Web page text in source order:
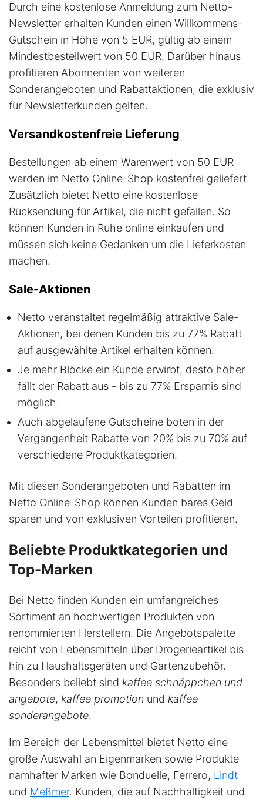
Durch eine kostenlose Anmeldung zum Netto-
Newsletter erhalten Kunden einen Willkommens-
Gutschein in Höhe von 5 EUR, gültig ab einem
Mindestbestellwert von 50 EUR. Darüber hinaus
profitieren Abonnenten von weiteren
Sonderangeboten und Rabattaktionen, die exklusiv
für Newsletterkunden gelten.
Versandkostenfreie Lieferung
Bestellungen ab einem Warenwert von 50 EUR
werden im Netto Online-Shop kostenfrei geliefert.
Zusätzlich bietet Netto eine kostenlose
Rücksendung für Artikel, die nicht gefallen. So
können Kunden in Ruhe online einkaufen und
müssen sich keine Gedanken um die Lieferkosten
machen.
Sale-Aktionen
Netto veranstaltet regelmäßig attraktive Sale-
Aktionen, bei denen Kunden bis zu 77% Rabatt
auf ausgewählte Artikel erhalten können.
Je mehr Blöcke ein Kunde erwirbt, desto höher
fällt der Rabatt aus - bis zu 77% Ersparnis sind
möglich.
Auch abgelaufene Gutscheine boten in der
Vergangenheit Rabatte von 20% bis zu 70% auf
verschiedene Produktkategorien.
Mit diesen Sonderangeboten und Rabatten im
Netto Online-Shop können Kunden bares Geld
sparen und von exklusiven Vorteilen profitieren.
Beliebte Produktkategorien und
Top-Marken
Bei Netto finden Kunden ein umfangreiches
Sortiment an hochwertigen Produkten von
renommierten Herstellern. Die Angebotspalette
reicht von Lebensmitteln über Drogerieartikel bis
hin zu Haushaltsgeräten und Gartenzubehör.
Besonders beliebt sind kaffee schnäppchen und
angebote, kaffee promotion und kaffee
sonderangebote.
Im Bereich der Lebensmittel bietet Netto eine
große Auswahl an Eigenmarken sowie Produkte
namhafter Marken wie Bonduelle, Ferrero, Lindt
und Meßmer. Kunden, die auf Nachhaltigkeit und